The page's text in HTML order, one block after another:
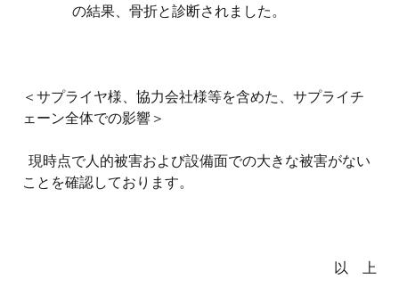
の結果、骨折と診断されました。
＜サプライヤ様、協力会社様等を含めた、サプライチ
ェーン全体での影響＞
現時点で人的被害および設備面での大きな被害がない
ことを確認しております。
以 上